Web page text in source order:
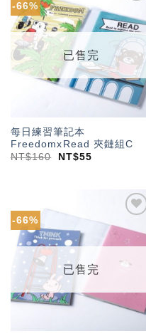
-66%
「願
望輕
已售完
每日練習筆記本
FreedomxRead 夾鏈組C
NT$160 NT$55
-66%
「願
望輕
已售完